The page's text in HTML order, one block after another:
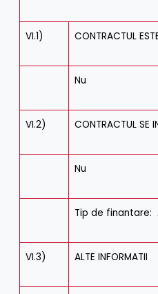
VI.1) CONTRACTUL
Nu
VI.2) CONTRACTUL SE
Nu
Tip de finantare:
VI.3) ALTE INFORMATII